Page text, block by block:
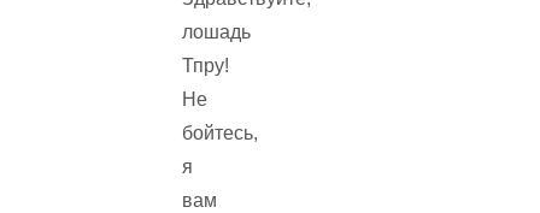
лошадь
Тпру!
Не
бойтесь,
я
вам